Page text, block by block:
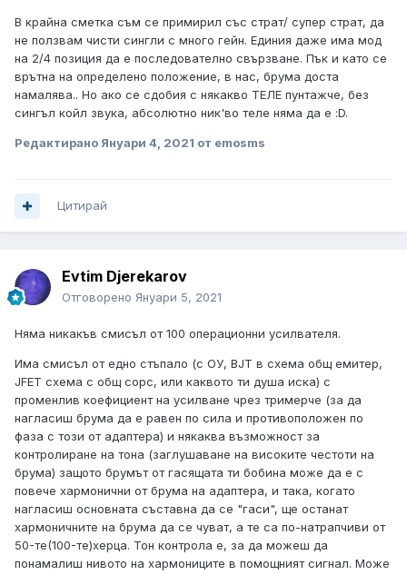
В крайна сметка съм се примирил със страт/ супер страт, да
не ползвам чисти сингли с много гейн. Единия даже има мод
на 2/4 позиция да е последователно свързване. Пък и като се
врътна на определено положение, в нас, брума доста
намалява.. Но ако се сдобия с някакво ТЕЛЕ пунтажче, без
сингъл койл звука, абсолютно ник'во теле няма да е :D.
Редактирано Януари 4, 2021 от emosms
Цитирай
Evtim Djerekarov
Отговорено Януари 5, 2021
Няма никакъв смисъл от 100 операционни усилвателя.
Има смисъл от едно стъпало (с ОУ, BJT в схема общ емитер,
JFET схема с общ сорс, или каквото ти душа иска) с
променлив коефициент на усилване чрез тримерче (за да
нагласиш брума да е равен по сила и противоположен по
фаза с този от адаптера) и някаква възможност за
контролиране на тона (заглушаване на високите честоти на
брума) защото брумът от гасящата ти бобина може да е с
повече хармонични от брума на адаптера, и така, когато
нагласиш основната съставна да се "гаси", ще останат
хармоничните на брума да се чуват, а те са по-натрапчиви от
50-те(100-те)херца. Тон контрола е, за да можеш да
понамалиш нивото на хармониците в помощният сигнал. Може